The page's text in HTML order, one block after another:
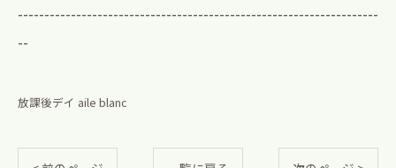
--------------------------------------------------------------------
--
放課後デイ aile blanc